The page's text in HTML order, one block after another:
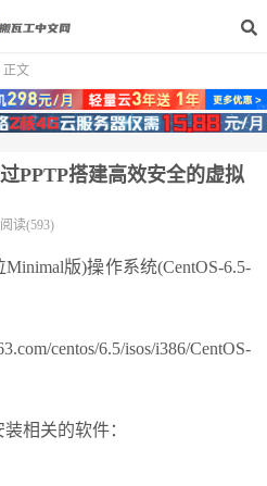
正文
PPTP搭建高效安全的虚拟
阅读(593)
版)操作系统(CentOS-6.5-
centos/6.5/isos/i386/CentOS-
相关的软件：